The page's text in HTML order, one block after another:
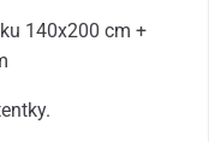
140x200 cm +